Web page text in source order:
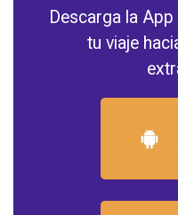
Descarga la
tu viaje